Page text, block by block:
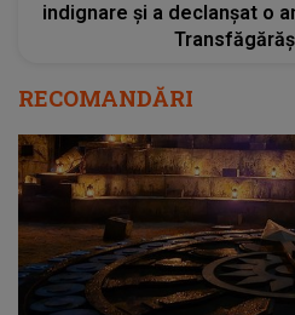
indignare și a declanșat o
RECOMANDĂRI